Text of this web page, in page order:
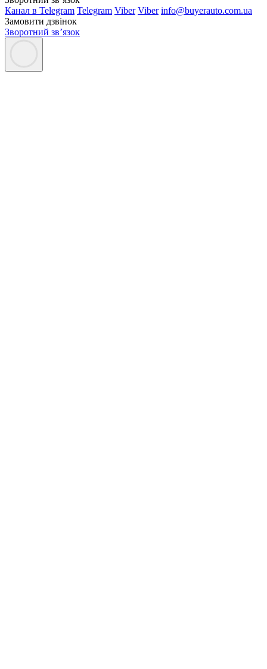
Канал в Telegram Telegram Viber Viber info@buyerauto.com.ua
Замовити дзвінок
Зворотний зв’язок